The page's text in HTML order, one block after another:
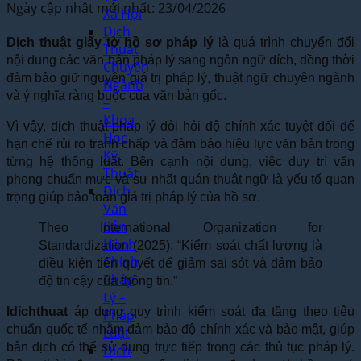
Xã Hội
Dịch
Thuật
Chuyên
Ngành
–
Khoa
Học
Kỹ
Thuật
Dịch
Văn
Bản
Hành
Chính
Pháp
Lý –
Pháp
Luật
Dịch
Ngày cập nhật mới nhất: 23/04/2026
Dịch thuật giấy tờ hồ sơ pháp lýlà quá trình chuyển đổi
nội dung các văn bản pháp lý sang ngôn ngữ đích, đồng thời
đảm bảo giữ nguyên giá trị pháp lý, thuật ngữ chuyên ngành
và ý nghĩa ràng buộc của văn bản gốc.
Vì vậy, dịch thuật pháp lý đòi hỏi độ chính xác tuyệt đối để
hạn chế rủi ro tranh chấp và đảm bảo hiệu lực văn bản trong
từng hệ thống luật. Bên cạnh nội dung, việc duy trì văn
phong chuẩn mực và sự nhất quán thuật ngữ là yếu tố quan
trọng giúp bảo toàn giá trị pháp lý của hồ sơ.
Theo International Organization for
Standardization (2025): “Kiểm soát chất lượng là
điều kiện tiên quyết để giảm sai sót và đảm bảo
độ tin cậy của thông tin.”
Idichthuat áp dụng quy trình kiểm soát đa tầng theo tiêu
chuẩn quốc tế nhằm đảm bảo độ chính xác và bảo mật, giúp
bản dịch có thể sử dụng trực tiếp trong các thủ tục pháp lý.